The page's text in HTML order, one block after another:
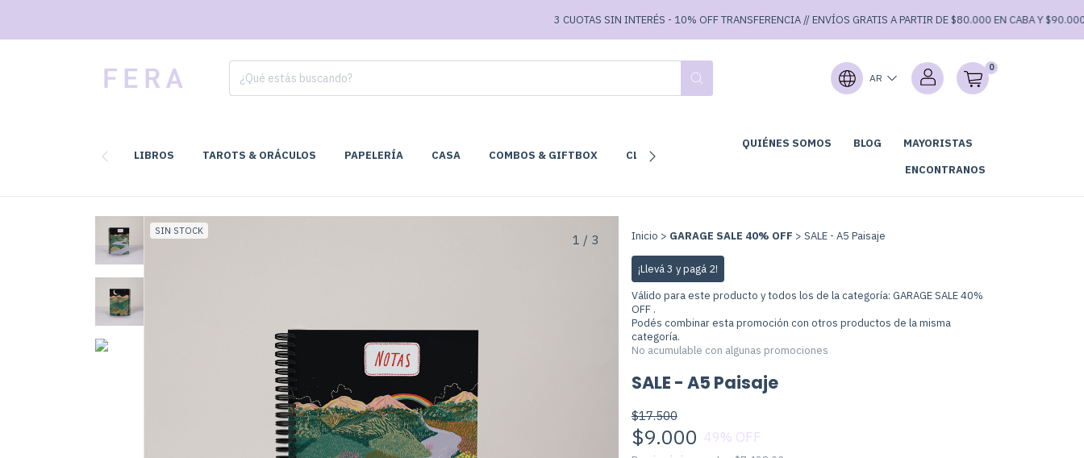
3 CUOTAS SIN INTERÉS - 10% OFF TRANSFERENCIA // ENVÍOS GRATIS A PARTIR DE $80.000 EN CABA Y $90.000 EN
AR
0
LIBROS TAROTS & ORÁCULOS PAPELERÍA CASA COMBOS & GIFTBOX CLUB DE LECTURA
QUIÉNES SOMOS BLOG
MAYORISTAS
ENCONTRANOS
SIN STOCK
1 / 3 Inicio > GARAGE SALE 40% OFF > SALE - A5 Paisaje
¡Llevá 3 y pagá 2!
Válido para este producto y todos los de la categoría: GARAGE SALE 40%
OFF .
Podés combinar esta promoción con otros productos de la misma
categoría.
No acumulable con algunas promociones
SALE - A5 Paisaje
$17.500
$9.000 49% OFF